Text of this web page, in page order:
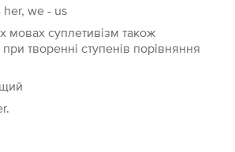
her, we - us
мовах суплетивізм також
творенні ступенів порівняння